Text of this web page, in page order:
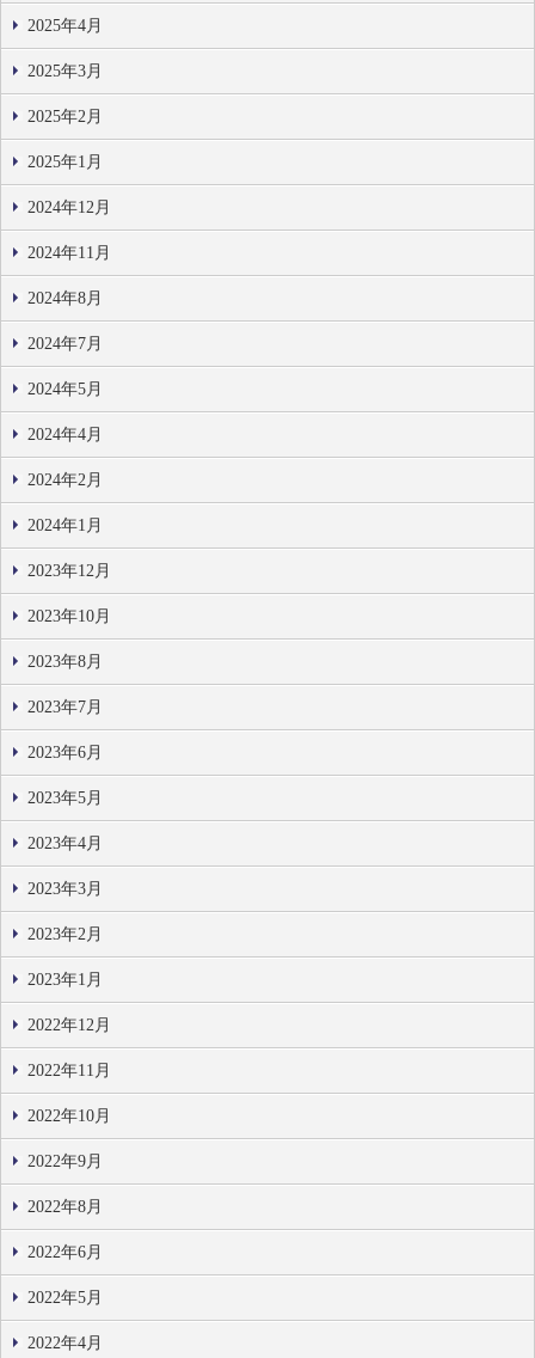
2025年4月
2025年3月
2025年2月
2025年1月
2024年12月
2024年11月
2024年8月
2024年7月
2024年5月
2024年4月
2024年2月
2024年1月
2023年12月
2023年10月
2023年8月
2023年7月
2023年6月
2023年5月
2023年4月
2023年3月
2023年2月
2023年1月
2022年12月
2022年11月
2022年10月
2022年9月
2022年8月
2022年6月
2022年5月
2022年4月